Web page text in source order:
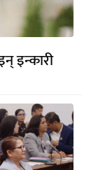
इन्कारी